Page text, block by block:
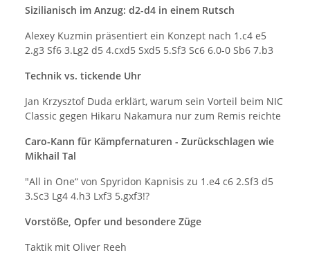
Sizilianisch im Anzug: d2-d4 in einem Rutsch
Alexey Kuzmin präsentiert ein Konzept nach 1.c4 e5
2.g3 Sf6 3.Lg2 d5 4.cxd5 Sxd5 5.Sf3 Sc6 6.0-0 Sb6 7.b3
Technik vs. tickende Uhr
Jan Krzysztof Duda erklärt, warum sein Vorteil beim NIC
Classic gegen Hikaru Nakamura nur zum Remis reichte
Caro-Kann für Kämpfernaturen - Zurückschlagen wie
Mikhail Tal
"All in One“ von Spyridon Kapnisis zu 1.e4 c6 2.Sf3 d5
3.Sc3 Lg4 4.h3 Lxf3 5.gxf3!?
Vorstöße, Opfer und besondere Züge
Taktik mit Oliver Reeh